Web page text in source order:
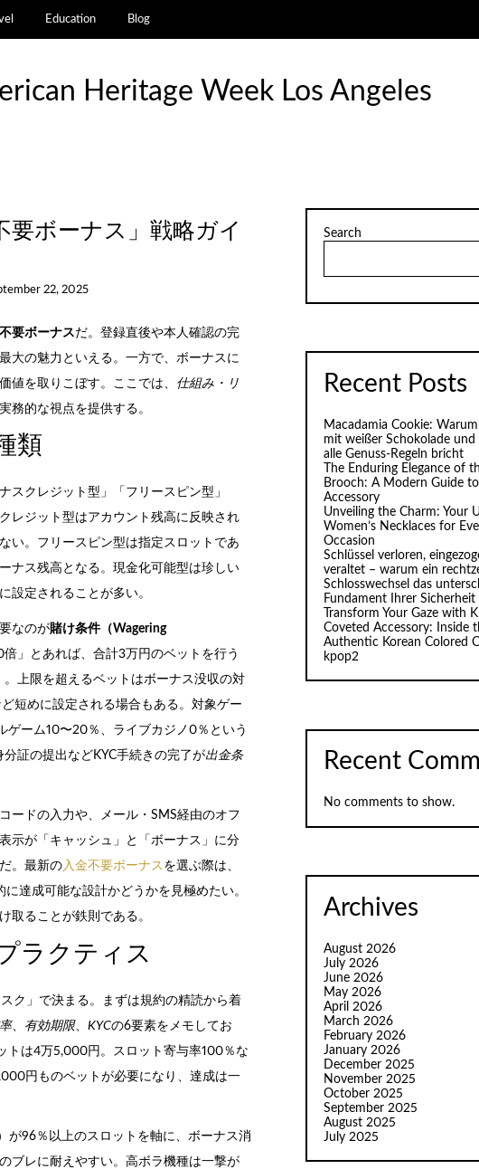
Education Blog
Heritage Week Los Angeles
要ボーナス」戦略ガイ
22, 2025
要ボーナスだ。登録直後や本人確認の完
大の魅力といえる。一方で、ボーナスに
値を取りこぼす。ここでは、 仕組み・リ
務的な視点を提供する。
類
スクレジット型」「フリースピン型」
レジット型はアカウント残高に反映され
い。フリースピン型は指定スロットであ
ナス残高となる。現金化可能型は珍しい
設定されることが多い。
なのが賭け条件（Wagering
」とあれば、合計3万円のベットを行う
上限を超えるベットはボーナス没収の対
短めに設定される場合もある。対象ゲー
ーム10〜20％、ライブカジノ0％という
証の提出などKYC手続きの完了が出金条
ードの入力や、メール・SMS経由のオフ
示が「キャッシュ」と「ボーナス」に分
。最新の入金不要ボーナス を選ぶ際は、
達成可能な設計かどうかを見極めたい。
取ることが鉄則である。
ラクティス
ク」で決まる。まずは規約の精読から着
、 有効期限、 KYCの6要素をメモしてお
トは4万5,000円。スロット寄与率100％な
円ものベットが必要になり、達成は一
が96％以上のスロットを軸に、ボーナス消
ブレに耐えやすい。高ボラ機種は一撃が
Search
Recent Posts
Macadamia Cookie:
mit weißer Schokolade
alle Genuss-Regeln bricht
The Enduring Elegance of
Brooch: A Modern Guide
Accessory
Unveiling the Charm: Your
Women’s Necklaces for
Occasion
Schlüssel verloren,
veraltet – warum ein
Schlosswechsel das
Fundament Ihrer Sicherheit
Transform Your Gaze with
Coveted Accessory: Inside
Authentic Korean Colored
kpop2
Recent
No comments to show.
Archives
August 2026
July 2026
June 2026
May 2026
April 2026
March 2026
February 2026
January 2026
December 2025
November 2025
October 2025
September 2025
August 2025
July 2025